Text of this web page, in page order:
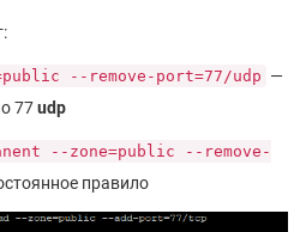
--remove-port=77/udp —
77udp
--zone=public --remove-
правило